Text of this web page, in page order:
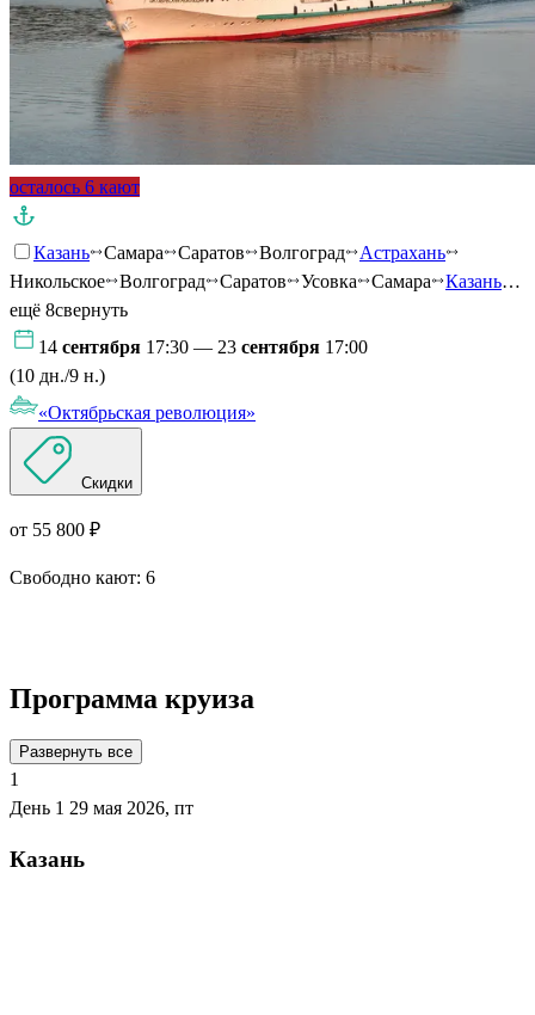
осталось 6 кают
Казань Самара Саратов Волгоград
Астрахань
Никольское
Волгоград Саратов Усовка Самара Казань…
ещё 8свернуть
14 сентября 17:30 — 23 сентября 17:00
(10 дн./9 н.)
«Октябрьская революция»
Скидки
от 55 800 ₽
Свободно кают: 6
Программа круиза
Развернуть все
1
День 1 29 мая 2026, пт
Казань